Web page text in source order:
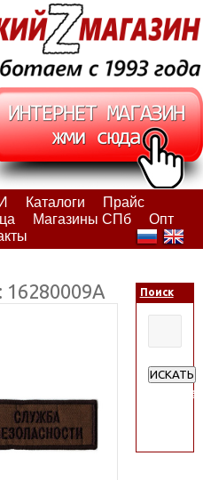
Каталоги
Прайс
Магазины СПб
Опт
16280009А Поиск
ИСКАТЬ